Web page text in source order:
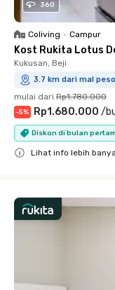
360
Coliving • Campur
Kost Rukita Lotus
Kukusan, Beji
3.7 km dari mal
mulai dari Rp1.780.000
-5% Rp1.680.000 /
Diskon di bulan
Lihat info lebih